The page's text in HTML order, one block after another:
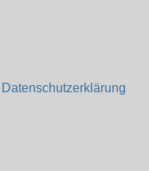
Datenschutzerklärung